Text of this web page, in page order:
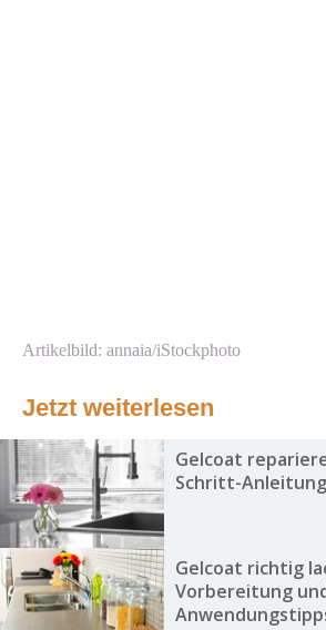
Artikelbild: annaia/iStockphoto
Jetzt weiterlesen
Gelcoat
Schritt-
Gelcoat richtig
Vorbereitung